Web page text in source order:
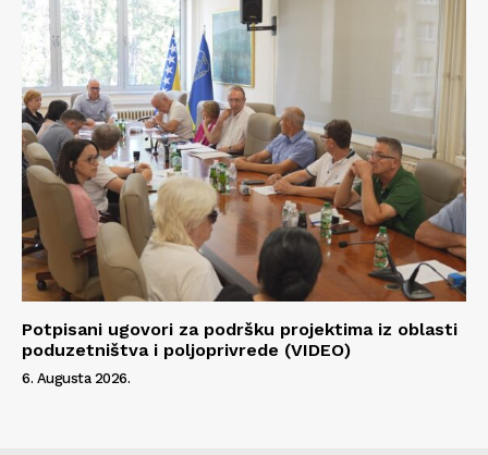
Potpisani ugovori za podršku projektima iz oblasti
poduzetništva i poljoprivrede (VIDEO)
6. Augusta 2026.